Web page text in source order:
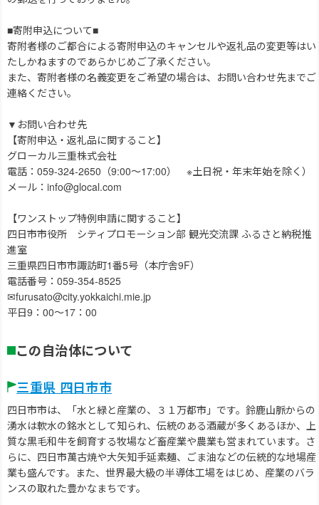
■寄附申込について■
寄附者様のご都合による寄附申込のキャンセルや返礼品の変更等はい
たしかねますのであらかじめご了承ください。
また、寄附者様の名義変更をご希望の場合は、お問い合わせ先までご
連絡ください。
▼お問い合わせ先
【寄附申込・返礼品に関すること】
グローカル三重株式会社
電話：059-324-2650（9:00～17:00） ※土日祝・年末年始を除く）
メール：info@glocal.com
【ワンストップ特例申請に関すること】
四日市市役所 シティプロモーション部 観光交流課 ふるさと納税推
進室
三重県四日市市諏訪町1番5号（本庁舎9F）
電話番号：059-354-8525
✉furusato@city.yokkaichi.mie.jp
平日9：00～17：00
この自治体について
三重県 四日市市
四日市市は、「水と緑と産業の、３１万都市」です。鈴鹿山脈からの
湧水は軟水の銘水として知られ、伝統のある酒蔵が多くあるほか、上
質な黒毛和牛を飼育する牧場など畜産業や農業も営まれています。さ
らに、四日市萬古焼や大矢知手延素麺、ごま油などの伝統的な地場産
業も盛んです。また、世界最大級の半導体工場をはじめ、産業のバラ
ンスの取れた豊かなまちです。